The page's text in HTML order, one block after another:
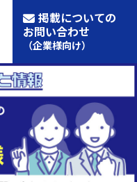
掲載についての
お問い合わせ
（企業様向け）